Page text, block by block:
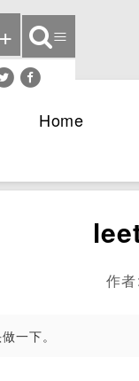
Home
作者:
一下。
+ ≡